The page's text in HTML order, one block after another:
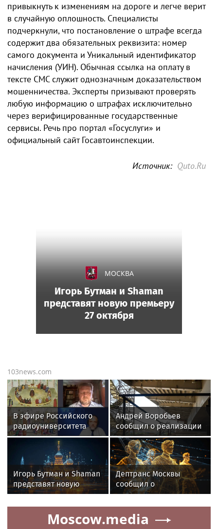
привыкнуть к изменениям на дороге и легче верит
в случайную оплошность. Специалисты
подчеркнули, что постановление о штрафе всегда
содержит два обязательных реквизита: номер
самого документа и Уникальный идентификатор
начисления (УИН). Обычная ссылка на оплату в
тексте СМС служит однозначным доказательством
мошенничества. Эксперты призывают проверять
любую информацию о штрафах исключительно
через верифицированные государственные
сервисы. Речь про портал «Госуслуги» и
официальный сайт Госавтоинспекции.
Источник: Quto.Ru
103news.com
В эфире Российского
радиоуниверситета
вышла программа о
духовном возрождении
Руси в годы Смутного
времени
Андрей Воробьев
сообщил о реализации
80 крупных дорожных
проектов в
Подмосковье
Игорь Бутман и Shaman
представят новую
премьеру 27 октября
Дептранс Москвы
сообщил о
двухкилометровой
пробке на Проспекте
Мира
Moscow.media
МОСКВА
Игорь Бутман и Shaman
представят новую премьеру
27 октября